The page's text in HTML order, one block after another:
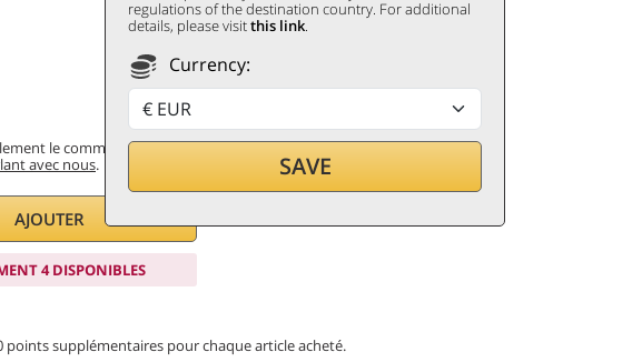
regulations of the destination country. For additional
details, please visitthis link.
Currency:
SAVE
le commander par
avec nous.
AJOUTER
4 DISPONIBLES
points supplémentaires pour chaque article acheté.